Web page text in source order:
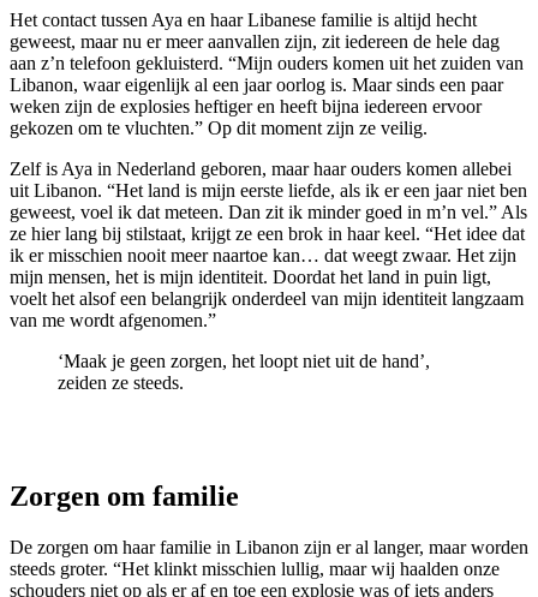
Het contact tussen Aya en haar Libanese familie is altijd hecht
geweest, maar nu er meer aanvallen zijn, zit iedereen de hele dag
aan z’n telefoon gekluisterd. “Mijn ouders komen uit het zuiden van
Libanon, waar eigenlijk al een jaar oorlog is. Maar sinds een paar
weken zijn de explosies heftiger en heeft bijna iedereen ervoor
gekozen om te vluchten.” Op dit moment zijn ze veilig.
Zelf is Aya in Nederland geboren, maar haar ouders komen allebei
uit Libanon. “Het land is mijn eerste liefde, als ik er een jaar niet ben
geweest, voel ik dat meteen. Dan zit ik minder goed in m’n vel.” Als
ze hier lang bij stilstaat, krijgt ze een brok in haar keel. “Het idee dat
ik er misschien nooit meer naartoe kan… dat weegt zwaar. Het zijn
mijn mensen, het is mijn identiteit. Doordat het land in puin ligt,
voelt het alsof een belangrijk onderdeel van mijn identiteit langzaam
van me wordt afgenomen.”
‘Maak je geen zorgen, het loopt niet uit de hand’,
zeiden ze steeds.
Zorgen om familie
De zorgen om haar familie in Libanon zijn er al langer, maar worden
steeds groter. “Het klinkt misschien lullig, maar wij haalden onze
schouders niet op als er af en toe een explosie was of iets anders